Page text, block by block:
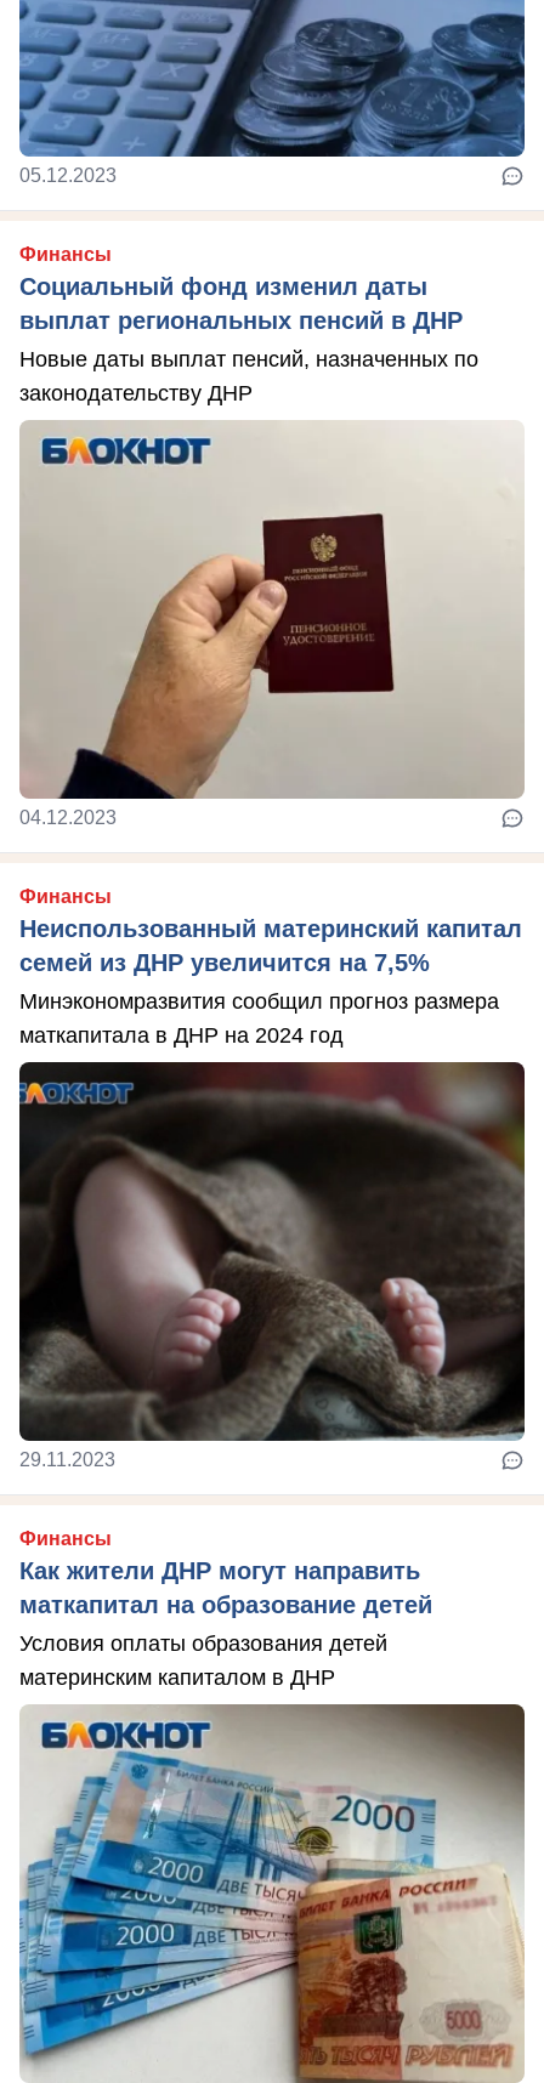
05.12.2023
Финансы
Социальный фонд изменил даты
выплат региональных пенсий в ДНР
Новые даты выплат пенсий, назначенных по
законодательству ДНР
04.12.2023
Финансы
Неиспользованный материнский капитал
семей из ДНР увеличится на 7,5%
Минэкономразвития сообщил прогноз размера
маткапитала в ДНР на 2024 год
29.11.2023
Финансы
Как жители ДНР могут направить
маткапитал на образование детей
Условия оплаты образования детей
материнским капиталом в ДНР